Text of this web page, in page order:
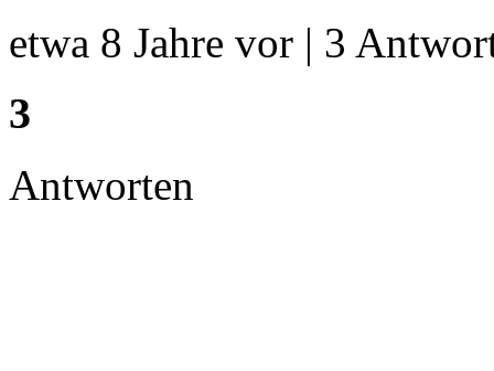
etwa 8 Jahre vor | 3
3
Antworten